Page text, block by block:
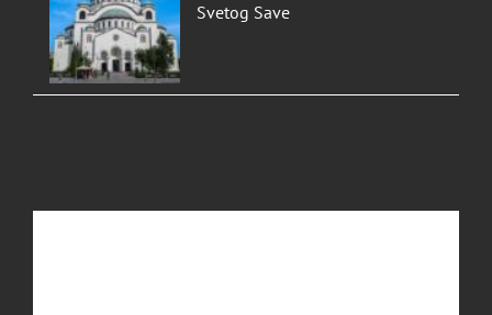
Svetog Save